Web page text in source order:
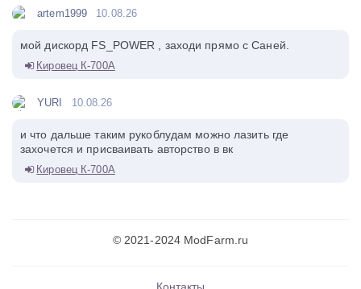
artem1999 10.08.26
мой дискорд FS_POWER , заходи прямо с Саней.
Кировец К-700А
YURI 10.08.26
и что дальше таким рукоблудам можно лазить где
захочется и присваивать авторство в вк
Кировец К-700А
© 2021-2024 ModFarm.ru